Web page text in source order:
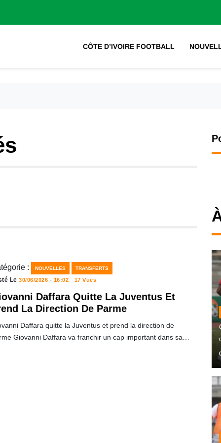
CÔTE D’IVOIRE FOOTBALL
: NOUVELLES TRANSFERTS
Le30/06/2026 - 16:02 17 Vues
Daffara Quitte La Juventus Et
La Direction De Parme
Daffara quitte la Juventus et prend la direction de
Giovanni Daffara va franchir un cap important dans sa…